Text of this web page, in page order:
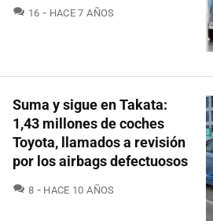
16 COMENTARIOS
HACE 7 AÑOS
Suma y sigue en Takata:
1,43 millones de coches
Toyota, llamados a revisión
por los airbags defectuosos
8 COMENTARIOS
HACE 10 AÑOS